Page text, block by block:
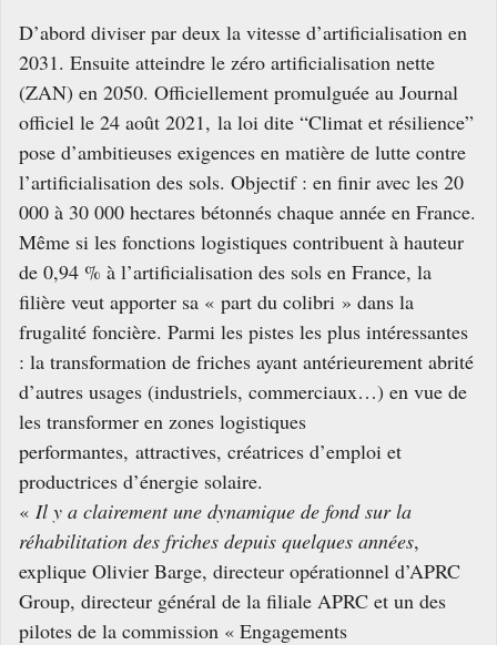
D’abord diviser par deux la vitesse d’artificialisation en
2031. Ensuite atteindre le zéro artificialisation nette
(ZAN) en 2050. Officiellement promulguée au Journal
officiel le 24 août 2021, la loi dite “Climat et résilience”
pose d’ambitieuses exigences en matière de lutte contre
l’artificialisation des sols. Objectif : en finir avec les 20
000 à 30 000 hectares bétonnés chaque année en France.
Même si les fonctions logistiques contribuent à hauteur
de 0,94 % à l’artificialisation des sols en France, la
filière veut apporter sa « part du colibri » dans la
frugalité foncière. Parmi les pistes les plus intéressantes
: la transformation de friches ayant antérieurement abrité
d’autres usages (industriels, commerciaux…) en vue de
les transformer en zones logistiques
performantes, attractives, créatrices d’emploi et
productrices d’énergie solaire.
« Il y a clairement une dynamique de fond sur la
réhabilitation des friches depuis quelques années,
explique Olivier​ Barge, directeur opérationnel d’APRC
Group, directeur général de la filiale APRC et un des
pilotes de la commission « Engagements